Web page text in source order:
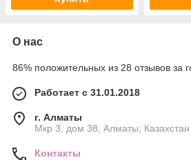
О нас
86% положительных из 28 отзывов за
Работает с 31.01.2018
г. Алматы
Мкр 3, дом 38, Алматы, Казахстан
Контакты